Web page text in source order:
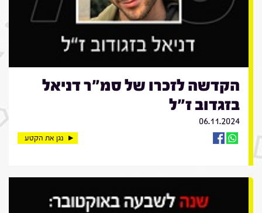
הקדשה לזכרו של סמ"ר דניאל
בזגדוב ז"ל
06.11.2024
נגן את הקטע